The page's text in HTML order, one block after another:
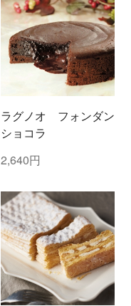
ラグノオ フォンダン
ショコラ
2,640円